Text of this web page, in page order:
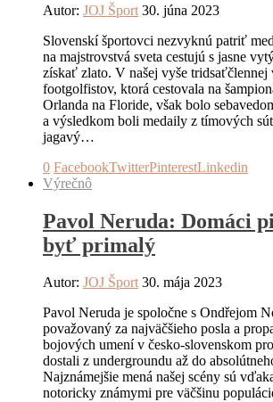
Autor: JOJ Šport 30. júna 2023
Slovenskí športovci nezvyknú patriť
na majstrovstvá sveta cestujú s jasne
získať zlato. V našej vyše tridsaťčlennej
footgolfistov, ktorá cestovala na
Orlanda na Floride, však bolo
a výsledkom boli medaily z tímových
jagavý…
0 FacebookTwitterPinterestLinkedin
Výrečnô
Pavol Neruda: Domáci
byť primalý
Autor: JOJ Šport 30. mája 2023
Pavol Neruda je spoločne s Ondřejom
považovaný za najväčšieho posla a
bojových umení v česko-slovenskom
dostali z undergroundu až do
Najznámejšie mená našej scény sú
notoricky známymi pre väčšinu